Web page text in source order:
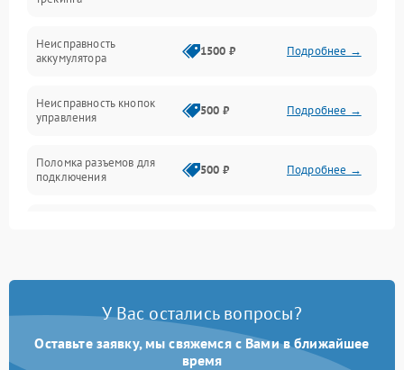
Неисправность
аккумулятора
1500 ₽ Подробнее →
Неисправность кнопок
управления
500 ₽ Подробнее →
Поломка разъемов для
подключения
500 ₽ Подробнее →
Повреждение проводов 500 ₽ Подробнее →
Неисправность системы
защиты от перегрузок
1000 ₽
У Вас остались вопросы?
Оставьте заявку, мы свяжемся с Вами в ближайшее
время